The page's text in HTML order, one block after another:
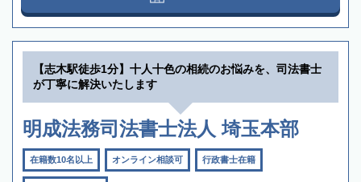
【志木駅徒歩1分】十人十色の相続のお悩みを、司法書士
が丁寧に解決いたします
明成法務司法書士法人 埼玉本部
在籍数10名以上 オンライン相談可 行政書士在籍